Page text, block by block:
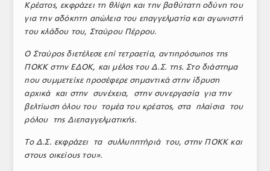
ΤΟ ΠΕΡΙΟΔΙΚΟ
ΑΡΧΕΙΟ ΤΕΥΧΩΝ
ΣΥΝΕΔΡΙΟ ΚΡΕΑΤΟΣ
Κρέατος, εκφράζει τη θλίψη και την βαθύτατη οδύνη του
για την αδόκητη απώλεια του επαγγελματία και αγωνιστή
του κλάδου του, Σταύρου Πέρρου.
Ο Σταύρος διετέλεσε επί τετραετία, αντιπρόσωπος της
ΠΟΚΚ στην ΕΔΟΚ, και μέλος του Δ.Σ. της. Στο διάστημα
που συμμετείχε προσέφερε σημαντικά στην ίδρυση
αρχικά και στην συνέχεια, στην συνεργασία για την
βελτίωση όλου του τομέα του κρέατος, στα πλαίσια του
ρόλου της Διεπαγγελματικής.
Το Δ.Σ. εκφράζει τα συλλυπητήριά του, στην ΠΟΚΚ και
στους οικείους του».